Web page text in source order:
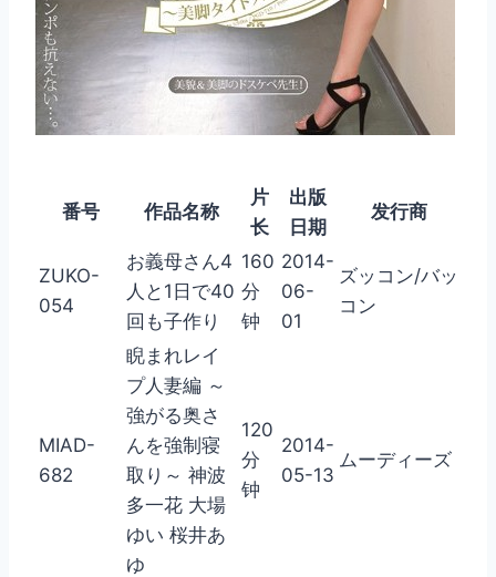
番号 作品名称
片
长
出版
日期
发行商
ZUKO-
054
お義母さん4
人と1日で40
回も子作り
160
分
钟
2014-
06-
01
ズッコン/バッ
コン
MIAD-
682
睨まれレイ
プ人妻編 ～
強がる奥さ
んを強制寝
取り～ 神波
多一花 大場
ゆい 桜井あ
ゆ
120
分
钟
2014-
05-13
ムーディーズ